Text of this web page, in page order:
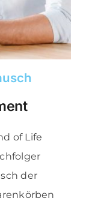
of Life
der